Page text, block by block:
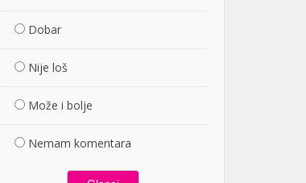
Dobar
Nije loš
Može i bolje
Nemam komentara